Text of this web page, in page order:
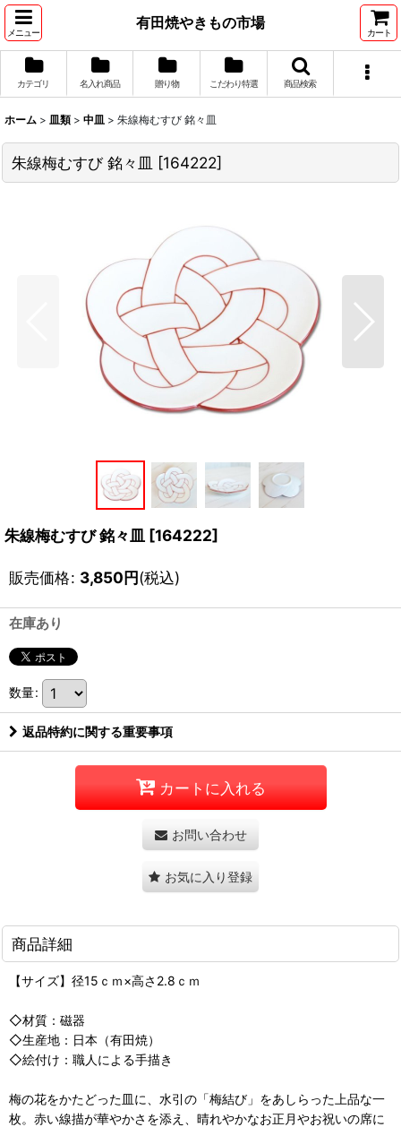
メニュー
有田焼やきもの市場
カート
カテゴリ 名入れ商品 贈り物 こだわり特選 商品検索
ホーム > 皿類 > 中皿 > 朱線梅むすび 銘々皿
朱線梅むすび 銘々皿 [164222]
朱線梅むすび 銘々皿 [164222]
販売価格: 3,850円(税込)
在庫あり
数量:
返品特約に関する重要事項
カートに入れる
お問い合わせ
お気に入り登録
商品詳細
【サイズ】径15ｃｍ×高さ2.8ｃｍ
◇材質：磁器
◇生産地：日本（有田焼）
◇絵付け：職人による手描き
梅の花をかたどった皿に、水引の「梅結び」をあしらった上品な一
枚。赤い線描が華やかさを添え、晴れやかなお正月やお祝いの席に